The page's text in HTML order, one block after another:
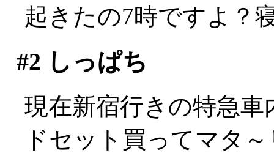
起きたの7時ですよ？
#2 しっぱち
現在新宿行きの特急
ドセット買ってマタ